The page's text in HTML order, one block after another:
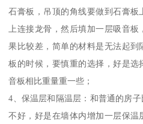
石膏板，吊顶的角线要做到石膏
上连接龙骨，然后填加一层吸音
果比较差，简单的材料是无法起
板的时候，要慎重的选择，好是选
音板相比重量重一些；
4、保温层和隔温层：和普通的房
不好，好是在墙体内增加一层保